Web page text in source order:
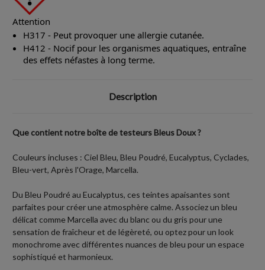
Attention
H317 - Peut provoquer une allergie cutanée.
H412 - Nocif pour les organismes aquatiques, entraîne
des effets néfastes à long terme.
Description
Que contient notre boîte de testeurs Bleus Doux ?
Couleurs incluses : Ciel Bleu, Bleu Poudré, Eucalyptus, Cyclades,
Bleu-vert, Après l'Orage, Marcella.
Du Bleu Poudré au Eucalyptus, ces teintes apaisantes sont
parfaites pour créer une atmosphère calme. Associez un bleu
délicat comme Marcella avec du blanc ou du gris pour une
sensation de fraîcheur et de légèreté, ou optez pour un look
monochrome avec différentes nuances de bleu pour un espace
sophistiqué et harmonieux.